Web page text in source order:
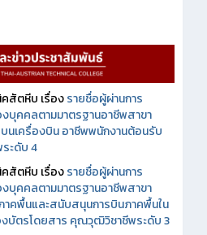
คสัตหีบ เรื่องรายชื่อผู้ผ่านการ
บุคคลตามมาตรฐานอาชีพสาขา
นเครื่องบิน อาชีพพนักงานต้อนรับ
ะดับ 4
คสัตหีบ เรื่องรายชื่อผู้ผ่านการ
บุคคลตามมาตรฐานอาชีพสาขา
าคพื้นและสนับสนุนการบินภาคพื้นใน
บัตรโดยสาร คุณวุฒิวิชาชีพระดับ 3